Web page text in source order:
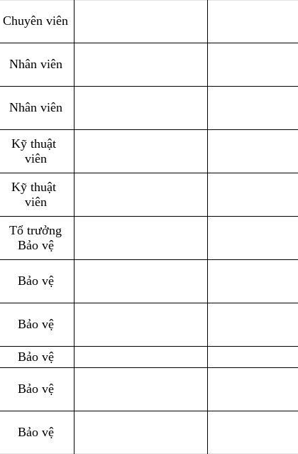
Chuyên viên
Nhân viên
Nhân viên
Kỹ thuật
viên
Kỹ thuật
viên
Tổ trưởng
Bảo vệ
Bảo vệ
Bảo vệ
Bảo vệ
Bảo vệ
Bảo vệ